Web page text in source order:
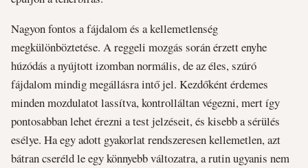
Nagyon fontos a fájdalom és a kellemetlenség
megkülönböztetése. A reggeli mozgás során érzett enyhe
húzódás a nyújtott izomban normális, de az éles, szúró
fájdalom mindig megállásra intő jel. Kezdőként érdemes
minden mozdulatot lassítva, kontrolláltan végezni, mert így
pontosabban lehet érezni a test jelzéseit, és kisebb a sérülés
esélye. Ha egy adott gyakorlat rendszeresen kellemetlen, azt
bátran cseréld le egy könnyebb változatra, a rutin ugyanis nem